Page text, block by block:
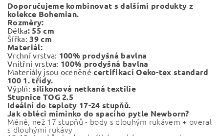
Doporučujeme kombinovat s dalšími produkty z
kolekce Bohemian.
Rozměry:
Délka: 55 cm
Šířka:39 cm
Materiál:
Vrchní vrstva: 100% prodyšná bavlna
Vnitřní vrstva: 100% prodyšná bavlna
Materiály jsou oceněnécertifikací Oeko-tex standard
100 1. třídy.
Výplň: silikonová netkaná textilie
Stupnice TOG 2.5
Ideální do teploty 17-24 stupňů.
Jak obléci miminko do spacího pytle Newborn?
Méně, než 17 stupňů - body s dlouhým rukávem + overal
s dlouhými rukávy